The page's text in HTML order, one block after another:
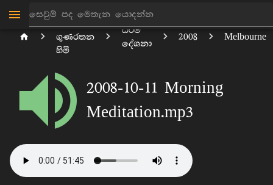
ගුණරතන
හිමි
ධර්ම
දේශනා
2008 Melbourne
2008-10-11 Morning
Meditation.mp3